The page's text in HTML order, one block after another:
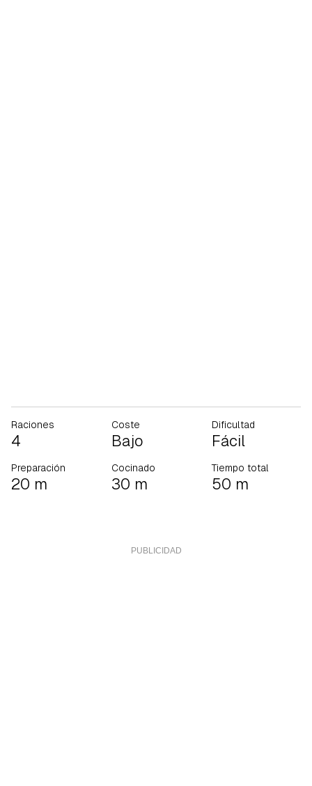
Raciones
4
Coste
Bajo
Dificultad
Fácil
Preparación
20 m
Cocinado
30 m
Tiempo total
50 m